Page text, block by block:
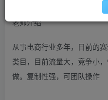
老师介绍
从事电商行业多年，目前的
类目，目前流量大，竞争小
做。复制性强，可团队操作